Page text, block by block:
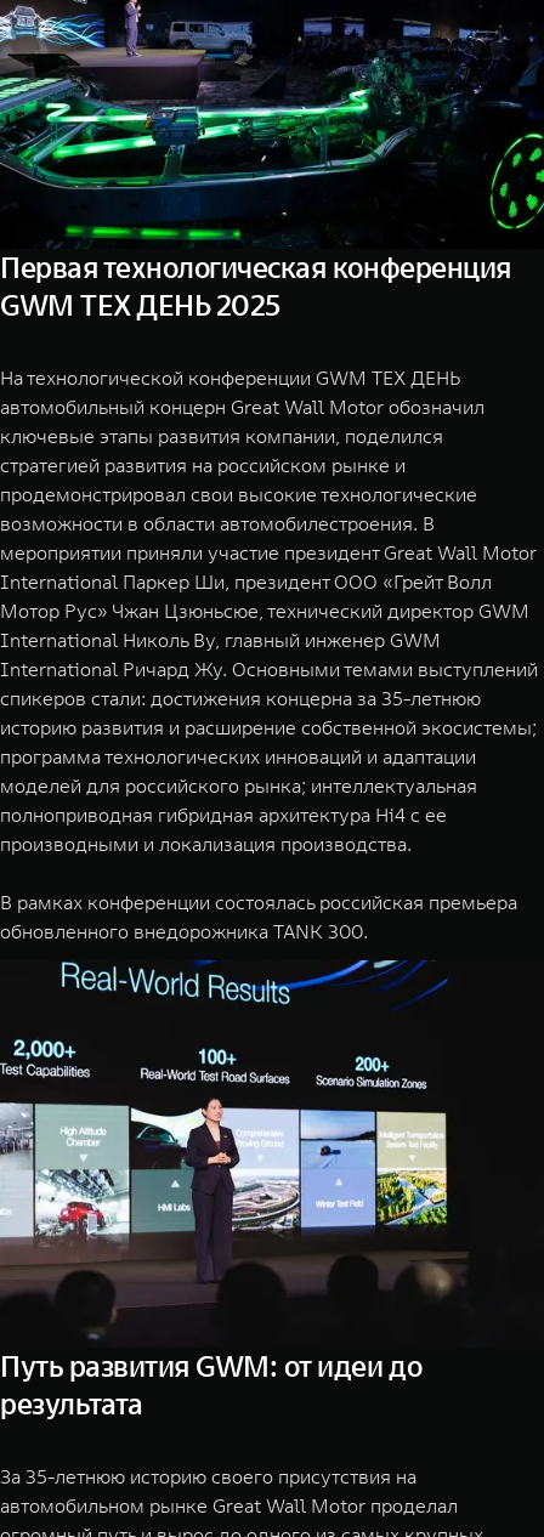
TANK 500
Веди за собой
от 6 499 000 ₽
TANK 700
Сила
WEY 07
Расширяя границы комфорта
от 6 149 000 ₽
WEY 05
Эстетика
от 5 699
Масштаб возможностей
от 6 449 000 ₽
Масштаб
TANK Финансы
Корпоративным клиентам
TANK ФИНАНСЫ
TANK Кредит
TANK Лизинг
TANK Страхование
Сервис
Специальные предложения
Моторные масла
ЦИФРОВЫЕ СЕРВИСЫ TANK
Цифровые сервисы TANK
Подписки
Первая технологическая конференция
GWM ТЕХ ДЕНЬ 2025
На технологической конференции GWM ТЕХ ДЕНЬ
автомобильный концерн Great Wall Motor обозначил
ключевые этапы развития компании, поделился
стратегией развития на российском рынке и
продемонстрировал свои высокие технологические
возможности в области автомобилестроения. В
мероприятии приняли участие президент Great Wall Motor
International Паркер Ши, президент ООО «Грейт Волл
Мотор Рус» Чжан Цзюньсюе, технический директор GWM
International Николь Ву, главный инженер GWM
International Ричард Жу. Основными темами выступлений
спикеров стали: достижения концерна за 35-летнюю
историю развития и расширение собственной экосистемы;
программа технологических инноваций и адаптации
моделей для российского рынка; интеллектуальная
полноприводная гибридная архитектура Hi4 с ее
производными и локализация производства.
В рамках конференции состоялась российская премьера
обновленного внедорожника TANK 300.
Путь развития GWM: от идеи до
результата
За 35-летнюю историю своего присутствия на
автомобильном рынке Great Wall Motor проделал